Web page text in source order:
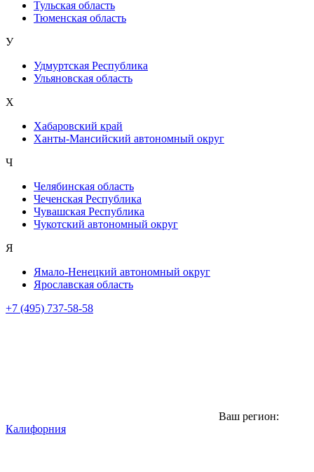
Тульская область
Тюменская область
У
Удмуртская Республика
Ульяновская область
Х
Хабаровский край
Ханты-Мансийский автономный округ
Ч
Челябинская область
Чеченская Республика
Чувашская Республика
Чукотский автономный округ
Я
Ямало-Ненецкий автономный округ
Ярославская область
+7 (495) 737-58-58
Ваш регион:
Калифорния